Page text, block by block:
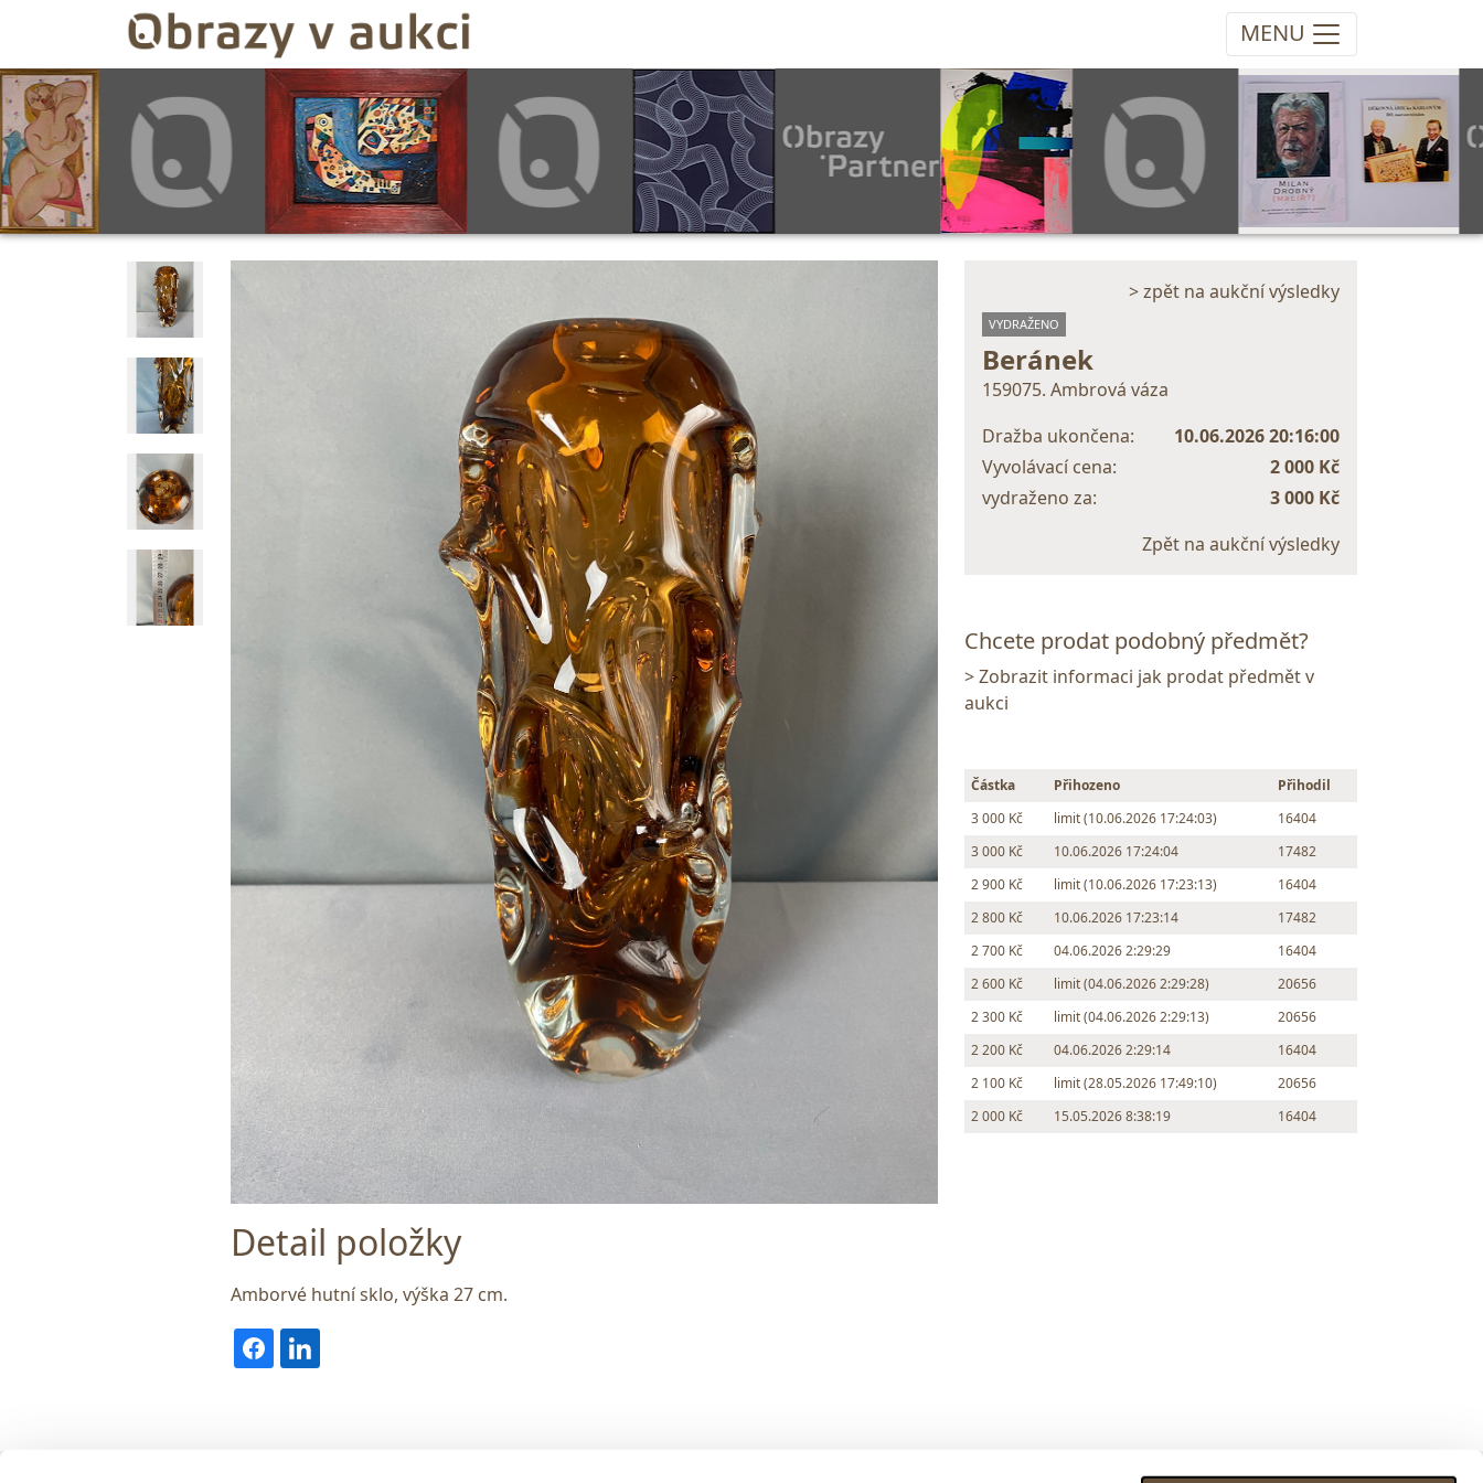
MENU
Detail položky
Amborvé hutní sklo, výška 27 cm.
> zpět na aukční výsledky
VYDRAŽENO
Beránek
159075. Ambrová váza
Dražba ukončena:
10.06.2026 20:16:00
Vyvolávací cena:
2 000 Kč
vydraženo za:
3 000 Kč
Zpět na aukční výsledky
Chcete prodat podobný předmět?
> Zobrazit informaci jak prodat předmět v
aukci
Částka Přihozeno
Přihodil
3 000 Kč
limit (10.06.2026 17:24:03)
16404
3 000 Kč
10.06.2026 17:24:04
17482
2 900 Kč
limit (10.06.2026 17:23:13)
16404
2 800 Kč
10.06.2026 17:23:14
17482
2 700 Kč
04.06.2026 2:29:29
16404
2 600 Kč
limit (04.06.2026 2:29:28)
20656
2 300 Kč
limit (04.06.2026 2:29:13)
20656
2 200 Kč
04.06.2026 2:29:14
16404
2 100 Kč
limit (28.05.2026 17:49:10)
20656
2 000 Kč
15.05.2026 8:38:19 16404